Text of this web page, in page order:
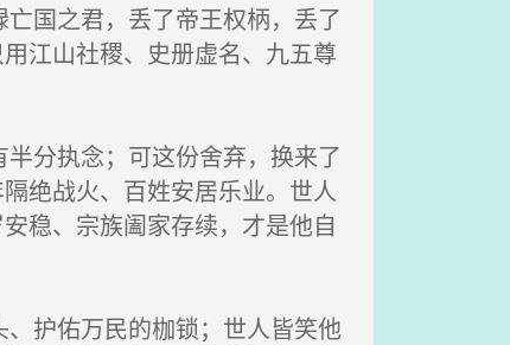
国之君，丢了帝王权柄，丢了
江山社稷、史册虚名、九五尊
分执念；可这份舍弃，换来了
绝战火、百姓安居乐业。世人
稳、宗族阖家存续，才是他自
护佑万民的枷锁；世人皆笑他